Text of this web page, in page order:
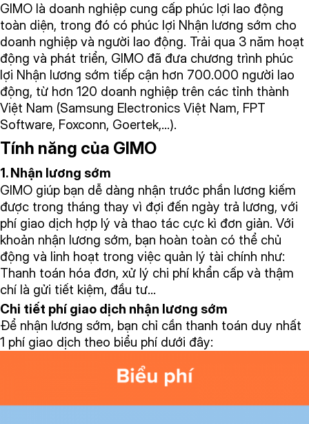
GIMO là doanh nghiệp cung cấp phúc lợi lao động
toàn diện, trong đó có phúc lợi Nhận lương sớm cho
doanh nghiệp và người lao động. Trải qua 3 năm hoạt
động và phát triển, GIMO đã đưa chương trình phúc
lợi Nhận lương sớm tiếp cận hơn 700.000 người lao
động, từ hơn 120 doanh nghiệp trên các tỉnh thành
Việt Nam (Samsung Electronics Việt Nam, FPT
Software, Foxconn, Goertek,…).
Tính năng của GIMO
1. Nhận lương sớm
GIMO giúp bạn dễ dàng nhận trước phần lương kiếm
được trong tháng thay vì đợi đến ngày trả lương, với
phí giao dịch hợp lý và thao tác cực kì đơn giản. Với
khoản nhận lương sớm, bạn hoàn toàn có thể chủ
động và linh hoạt trong việc quản lý tài chính như:
Thanh toán hóa đơn, xử lý chi phí khẩn cấp và thậm
chí là gửi tiết kiệm, đầu tư…
Chi tiết phí giao dịch nhận lương sớm
Để nhận lương sớm, bạn chỉ cần thanh toán duy nhất
1 phí giao dịch theo biểu phí dưới đây: